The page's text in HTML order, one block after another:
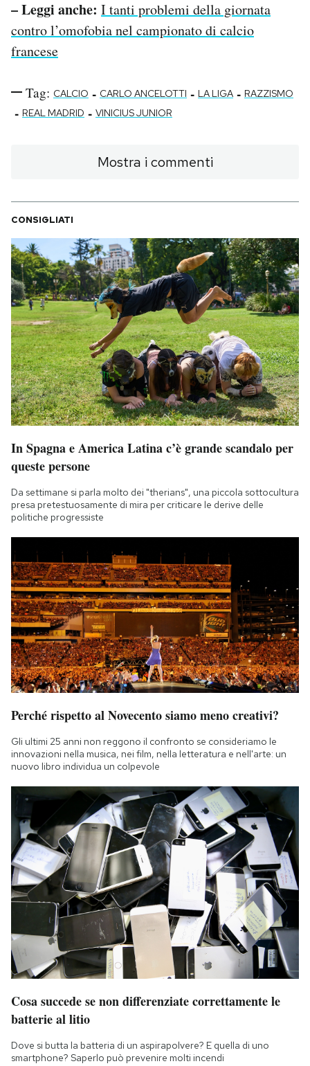
– Leggi anche: I tanti problemi della giornata
contro l’omofobia nel campionato di calcio
francese
Tag: CALCIO - CARLO ANCELOTTI - LA LIGA - RAZZISMO
- REAL MADRID - VINICIUS JUNIOR
Mostra i commenti
CONSIGLIATI
In Spagna e America Latina c’è grande scandalo per
queste persone
Da settimane si parla molto dei "therians", una piccola sottocultura
presa pretestuosamente di mira per criticare le derive delle
politiche progressiste
Perché rispetto al Novecento siamo meno creativi?
Gli ultimi 25 anni non reggono il confronto se consideriamo le
innovazioni nella musica, nei film, nella letteratura e nell'arte: un
nuovo libro individua un colpevole
Cosa succede se non differenziate correttamente le
batterie al litio
Dove si butta la batteria di un aspirapolvere? E quella di uno
smartphone? Saperlo può prevenire molti incendi